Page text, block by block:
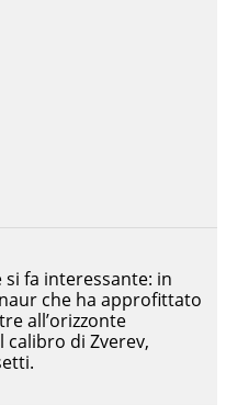
fa interessante: in
che ha approfittato
all’orizzonte
di Zverev,